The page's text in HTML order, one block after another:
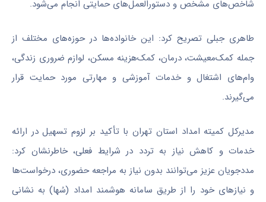
شاخص‌های مشخص و دستورالعمل‌های حمایتی انجام می‌شود.
طاهری جبلی تصریح کرد: این خانواده‌ها در حوزه‌های مختلف از
جمله کمک‌معیشت، درمان، کمک‌هزینه مسکن، لوازم ضروری زندگی،
وام‌های اشتغال و خدمات آموزشی و مهارتی مورد حمایت قرار
می‌گیرند.
مدیرکل کمیته امداد استان تهران با تأکید بر لزوم تسهیل در ارائه
خدمات و کاهش نیاز به تردد در شرایط فعلی، خاطرنشان کرد:
مددجویان عزیز می‌توانند بدون نیاز به مراجعه حضوری، درخواست‌ها
و نیازهای خود را از طریق سامانه هوشمند امداد (سُها) به نشانی